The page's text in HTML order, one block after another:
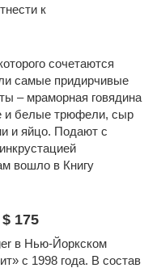
к
сочетаются
самые придирчивые
– мраморная говядина
и белые трюфели, сыр
и яйцо. Подают с
вошло в Книгу
175
в Нью-Йоркском
с 1998 года. В состав